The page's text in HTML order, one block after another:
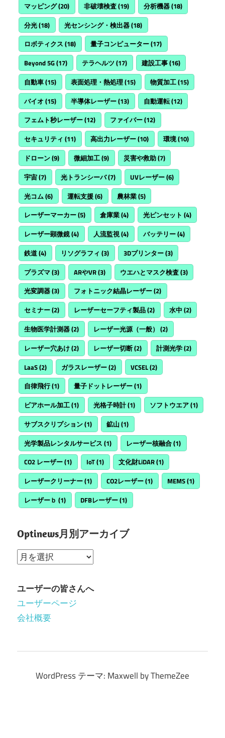
マッピング(20) 非破壊検査(19) 分析機器(18)
分光(18) 光センシング・検出器(18)
ロボティクス (18) 量子コンピューター(17)
Beyond 5G(17) テラヘルツ (17) 建設工事(16)
自動車(15) 表面処理・熱処理(15) 物質加工(15)
バイオ (15) 半導体レーザー(13) 自動運転(12)
フェムト秒レーザー(12) ファイバー(12)
セキュリティ (11) 高出力レーザー(10) 環境(10)
ドローン(9) 微細加工(9) 災害や救助(7)
宇宙(7) 光トランシーバ(7) UVレーザー(6)
光コム(6) 運転支援(6) 農林業(5)
レーザーマーカー(5) 倉庫業(4) 光ピンセット (4)
レーザー顕微鏡(4) 人流監視(4) バッテリー(4)
鉄道(4) リソグラフィ (3) 3Dプリンター(3)
プラズマ(3) ARやVR(3) ウエハとマスク検査(3)
光変調器(3) フォトニック結晶レーザー(2)
セミナー(2) レーザーセーフティ製品(2) 水中 (2)
生物医学計測器(2) レーザー光源（一般） (2)
レーザー穴あけ(2) レーザー切断(2) 計測光学(2)
LaaS(2) ガラスレーザー(2) VCSEL(2)
自律飛行(1) 量子ドットレーザー(1)
ビアホール加工(1) 光格子時計(1) ソフトウエア(1)
サブスクリプション(1) 鉱山 (1)
光学製品レンタルサービス (1) レーザー核融合(1)
CO2 レーザー(1) IoT(1) 文化財LiDAR(1)
レーザークリーナー(1) CO2レーザー(1) MEMS(1)
レーザーｂ (1) DFBレーザー(1)
Optinews月別アーカイブ
Optinews
別
ア
ー
ユーザーの皆さんへ
ユーザーページ
会社概要
WordPress テーマ: Maxwell by ThemeZee